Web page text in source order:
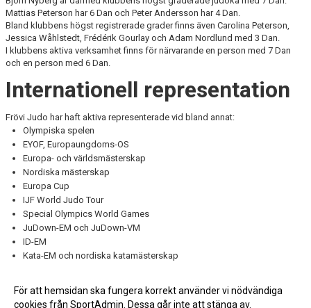
Mattias Peterson har 6 Dan och Peter Andersson har 4 Dan.
Bland klubbens högst registrerade grader finns även Carolina Peterson,
Jessica Wåhlstedt, Frédérik Gourlay och Adam Nordlund med 3 Dan.
I klubbens aktiva verksamhet finns för närvarande en person med 7 Dan
och en person med 6 Dan.
Internationell representation
Frövi Judo har haft aktiva representerade vid bland annat:
Olympiska spelen
EYOF, Europaungdoms-OS
Europa- och världsmästerskap
Nordiska mästerskap
Europa Cup
IJF World Judo Tour
Special Olympics World Games
JuDown-EM och JuDown-VM
ID-EM
Kata-EM och nordiska katamästerskap
tränare, ledare och funktionärer bygger vidare på det arbete som
påbörjades när klubben grundades 1979.
För att hemsidan ska fungera korrekt använder vi nödvändiga
cookies från SportAdmin. Dessa går inte att stänga av.